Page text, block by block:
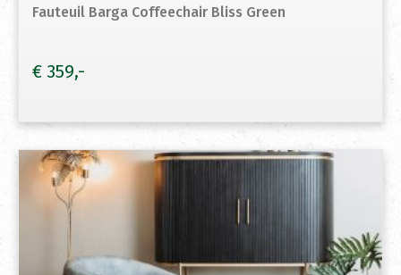
Fauteuil Barga Coffeechair Bliss Green
€ 359